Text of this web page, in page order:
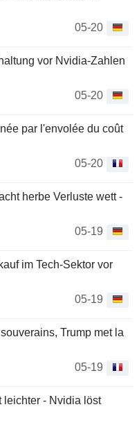
05-20
vor Nvidia-Zahlen
05-20
par l'envolée du coût
05-20
herbe Verluste wett -
05-19
im Tech-Sektor vor
05-19
Trump met la
05-19
leichter - Nvidia löst